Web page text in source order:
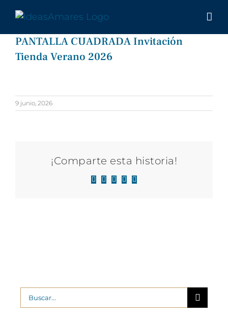
contenido
PANTALLA CUADRADA Invitación
Tienda Verano 2026
9 junio, 2026
¡Comparte esta historia!
Facebook
X LinkedIn
WhatsApp
Correo
Buscar: